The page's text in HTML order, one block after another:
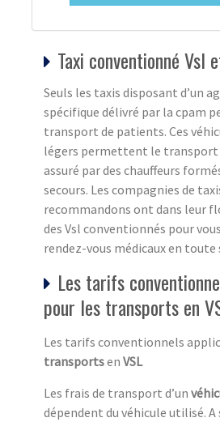
Taxi conventionné Vsl
Seuls les taxis disposant d’un
spécifique délivré par la cpam
transport de patients. Ces
légers permettent le transport
assuré par des chauffeurs
secours. Les compagnies de
recommandons ont dans leur
des Vsl conventionnés pour
rendez-vous médicaux en toute
Les tarifs
pour les transports en
Les tarifs conventionnels
transportsen VSL
Les frais de transport d’un
dépendent du véhicule utilisé. A